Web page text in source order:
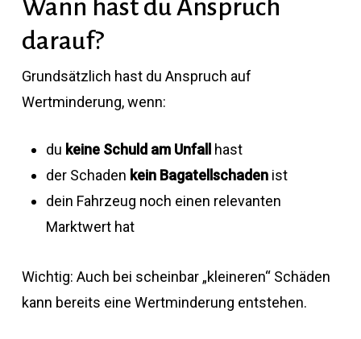
Wann hast du Anspruch
darauf?
Grundsätzlich hast du Anspruch auf
Wertminderung, wenn:
du keine Schuld am Unfall
hast
der Schaden kein Bagatellschadenist
dein Fahrzeug noch einen relevanten
Marktwert hat
Wichtig: Auch bei scheinbar „kleineren“ Schäden
kann bereits eine Wertminderung entstehen.